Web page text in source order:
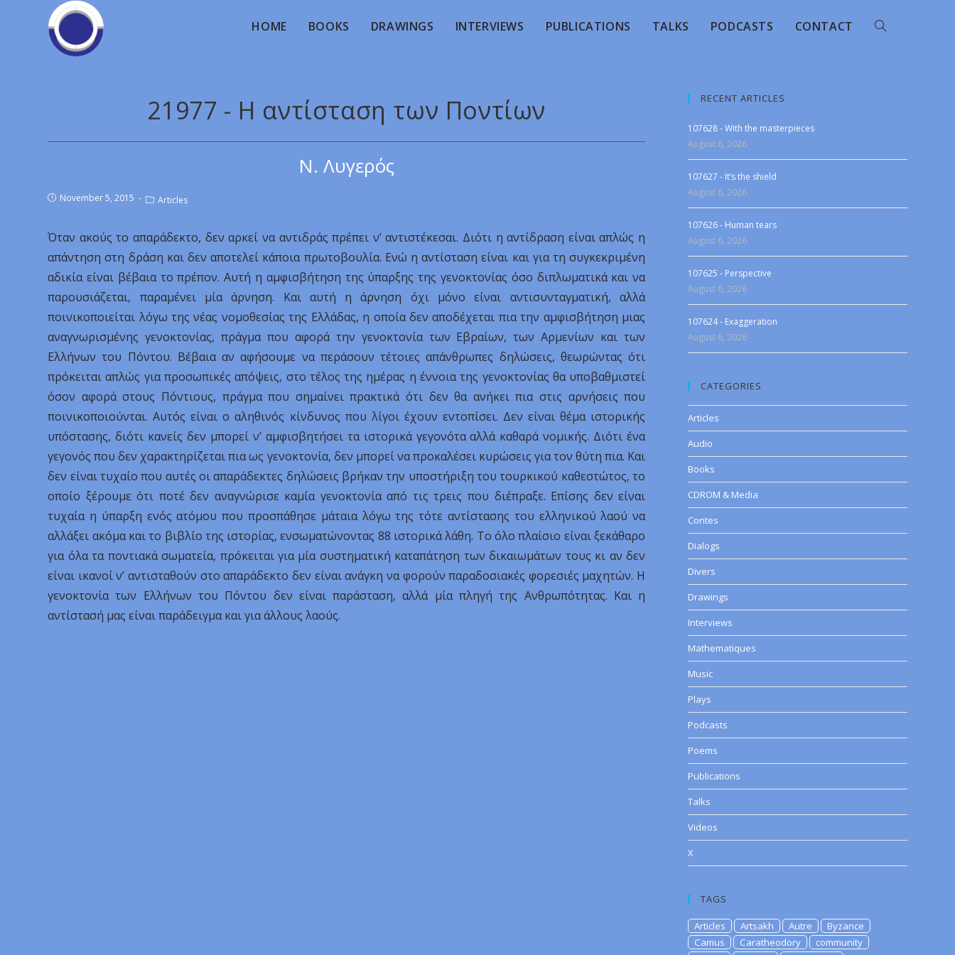
HOME BOOKS DRAWINGS INTERVIEWS PUBLICATIONS TALKS PODCASTS CONTACT
21977 - Η αντίσταση των Ποντίων
Ν. Λυγερός
November 5, 2015 Articles
Όταν ακούς το απαράδεκτο, δεν αρκεί να αντιδράς πρέπει ν’ αντιστέκεσαι. Διότι η αντίδραση είναι απλώς η
απάντηση στη δράση και δεν αποτελεί κάποια πρωτοβουλία. Ενώ η αντίσταση είναι και για τη συγκεκριμένη
αδικία είναι βέβαια το πρέπον. Αυτή η αμφισβήτηση της ύπαρξης της γενοκτονίας όσο διπλωματικά και να
παρουσιάζεται, παραμένει μία άρνηση. Και αυτή η άρνηση όχι μόνο είναι αντισυνταγματική, αλλά
ποινικοποιείται λόγω της νέας νομοθεσίας της Ελλάδας, η οποία δεν αποδέχεται πια την αμφισβήτηση μιας
αναγνωρισμένης γενοκτονίας, πράγμα που αφορά την γενοκτονία των Εβραίων, των Αρμενίων και των
Ελλήνων του Πόντου. Βέβαια αν αφήσουμε να περάσουν τέτοιες απάνθρωπες δηλώσεις, θεωρώντας ότι
πρόκειται απλώς για προσωπικές απόψεις, στο τέλος της ημέρας η έννοια της γενοκτονίας θα υποβαθμιστεί
όσον αφορά στους Πόντιους, πράγμα που σημαίνει πρακτικά ότι δεν θα ανήκει πια στις αρνήσεις που
ποινικοποιούνται. Αυτός είναι ο αληθινός κίνδυνος που λίγοι έχουν εντοπίσει. Δεν είναι θέμα ιστορικής
υπόστασης, διότι κανείς δεν μπορεί ν’ αμφισβητήσει τα ιστορικά γεγονότα αλλά καθαρά νομικής. Διότι ένα
γεγονός που δεν χαρακτηρίζεται πια ως γενοκτονία, δεν μπορεί να προκαλέσει κυρώσεις για τον θύτη πια. Και
δεν είναι τυχαίο που αυτές οι απαράδεκτες δηλώσεις βρήκαν την υποστήριξη του τουρκικού καθεστώτος, το
οποίο ξέρουμε ότι ποτέ δεν αναγνώρισε καμία γενοκτονία από τις τρεις που διέπραξε. Επίσης δεν είναι
τυχαία η ύπαρξη ενός ατόμου που προσπάθησε μάταια λόγω της τότε αντίστασης του ελληνικού λαού να
αλλάξει ακόμα και το βιβλίο της ιστορίας, ενσωματώνοντας 88 ιστορικά λάθη. Το όλο πλαίσιο είναι ξεκάθαρο
για όλα τα ποντιακά σωματεία, πρόκειται για μία συστηματική καταπάτηση των δικαιωμάτων τους κι αν δεν
είναι ικανοί ν’ αντισταθούν στο απαράδεκτο δεν είναι ανάγκη να φορούν παραδοσιακές φορεσιές μαχητών. Η
γενοκτονία των Ελλήνων του Πόντου δεν είναι παράσταση, αλλά μία πληγή της Ανθρωπότητας. Και η
αντίστασή μας είναι παράδειγμα και για άλλους λαούς.
RECENT ARTICLES
107628 - With the masterpieces
August 6, 2026
107627 - It’s the shield
August 6, 2026
107626 - Human tears
August 6, 2026
107625 - Perspective
August 6, 2026
107624 - Exaggeration
August 6, 2026
CATEGORIES
Articles
Audio
Books
CDROM & Media
Contes
Dialogs
Divers
Drawings
Interviews
Mathematiques
Music
Plays
Podcasts
Poems
Publications
Talks
Videos
X
TAGS
Articles Artsakh Autre
Byzance
Camus
Caratheodory
community